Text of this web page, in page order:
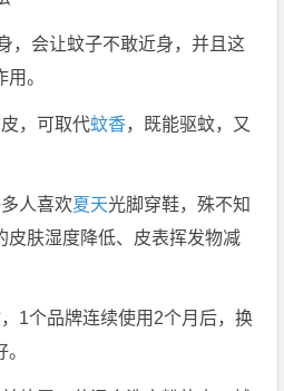
，会让蚊子不敢近身，并且这
。
，可取代蚊香，既能驱蚊，又
人喜欢夏天光脚穿鞋，殊不知
皮肤湿度降低、皮表挥发物减
1个品牌连续使用2个月后，换